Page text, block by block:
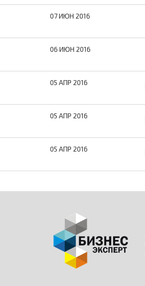
07 ИЮН 2016
06 ИЮН 2016
05 АПР 2016
05 АПР 2016
05 АПР 2016